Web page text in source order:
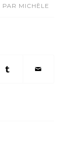
PAR MICHÈLE